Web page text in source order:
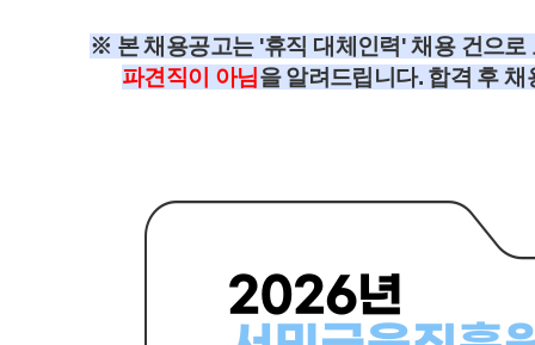
※ 본 채용공고는 '휴직 대체인력' 채용 건으
파견직이 아님을 알려드립니다. 합격 후